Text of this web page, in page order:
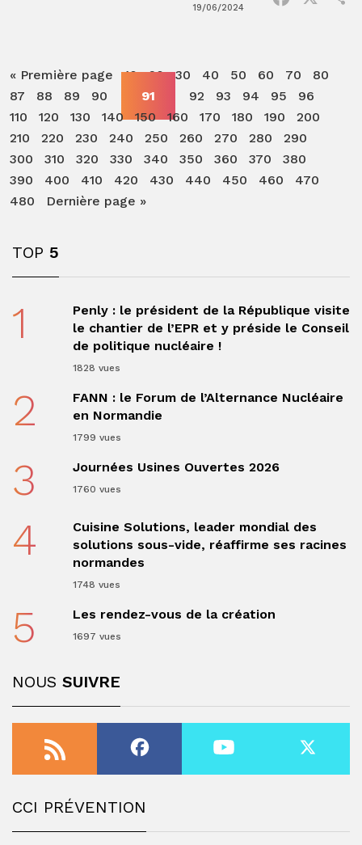
19/06/2024
« Première page 10 20 30 40 50 60 70
80
87
88 89 90 91 92 93 94 95
96
110
120 130 140 150 160 170 180 190
200
210
220 230 240 250 260 270 280
290
300
310 320 330 340 350 360 370
380
390
400 410 420 430 440 450 460
470
480
Dernière page »
TOP 5
1
Penly : le président de la République visite
le chantier de l’EPR et y préside le Conseil
de politique nucléaire !
1828 vues
2
FANN : le Forum de l’Alternance Nucléaire
en Normandie
1799 vues
3 Journées Usines Ouvertes 2026
1760 vues
4
Cuisine Solutions, leader mondial des
solutions sous-vide, réaffirme ses racines
normandes
1748 vues
5 Les rendez-vous de la création
1697 vues
NOUS SUIVRE
CCI PRÉVENTION